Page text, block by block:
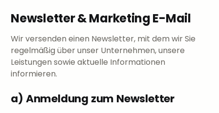
Newsletter & Marketing E-Mail
Wir versenden einen Newsletter, mit dem wir Sie
regelmäßig über unser Unternehmen, unsere
Leistungen sowie aktuelle Informationen
informieren.
a) Anmeldung zum Newsletter